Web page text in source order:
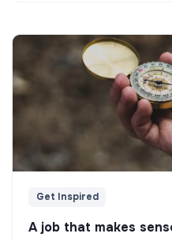
Get Inspired
A job that makes